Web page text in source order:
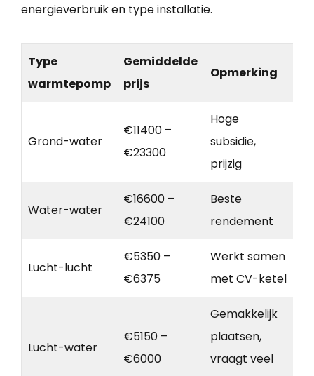
energieverbruik en type installatie.
Type
warmtepomp
Gemiddelde
prijs
Opmerking
Grond-water
€11400 –
€23300
Hoge
subsidie,
prijzig
Water-water
€16600 –
€24100
Beste
rendement
Lucht-lucht
€5350 –
€6375
Werkt samen
met CV-ketel
Lucht-water
€5150 –
€6000
Gemakkelijk
plaatsen,
vraagt veel